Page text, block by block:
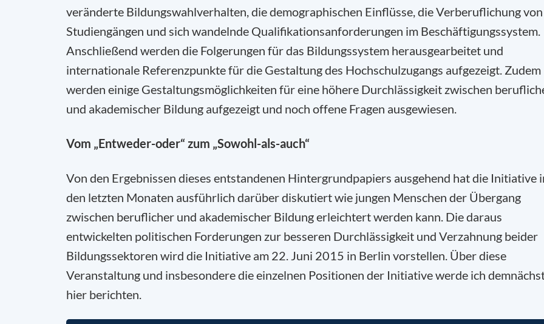
veränderte Bildungswahlverhalten, die demographischen Einflüsse, die Verberuflichung von
Studiengängen und sich wandelnde Qualifikationsanforderungen im Beschäftigungssystem.
Anschließend werden die Folgerungen für das Bildungssystem herausgearbeitet und
internationale Referenzpunkte für die Gestaltung des Hochschulzugangs aufgezeigt. Zudem
werden einige Gestaltungsmöglichkeiten für eine höhere Durchlässigkeit zwischen
und akademischer Bildung aufgezeigt und noch offene Fragen ausgewiesen.
Vom „Entweder-oder“ zum „Sowohl-als-auch“
Von den Ergebnissen dieses entstandenen Hintergrundpapiers ausgehend hat die Initiative
den letzten Monaten ausführlich darüber diskutiert wie jungen Menschen der Übergang
zwischen beruflicher und akademischer Bildung erleichtert werden kann. Die daraus
entwickelten politischen Forderungen zur besseren Durchlässigkeit und Verzahnung beider
Bildungssektoren wird die Initiative am 22. Juni 2015 in Berlin vorstellen. Über diese
Veranstaltung und insbesondere die einzelnen Positionen der Initiative werde ich
hier berichten.